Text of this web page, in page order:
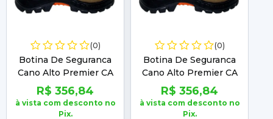
(0)
Botina De Seguranca
Cano Alto Premier CA
41370 Marluvas N° 36
R$ 356,84
à vista com desconto no
Pix.
(0)
Botina De Seguranca
Cano Alto Premier CA
41370 Marluvas N° 37
R$ 356,84
à vista com desconto no
Pix.